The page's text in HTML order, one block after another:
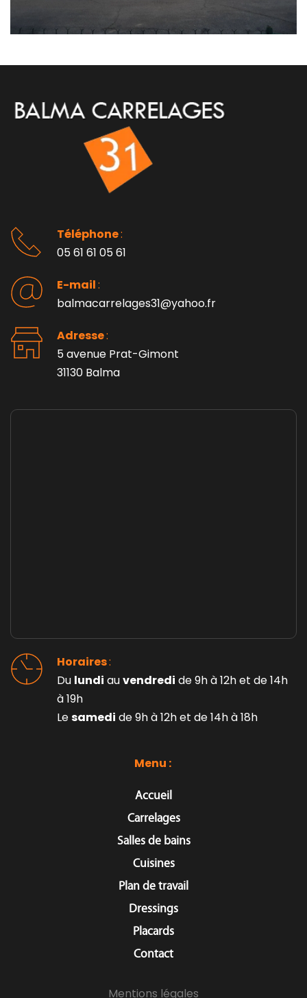
Menu :
Accueil
Carrelages
Salles de bains
Cuisines
Plan de travail
Dressings
Placards
Contact
Horaires :
Du lundi au vendredi de 9h à 12h et de 14h
à 19h
Le samedi de 9h à 12h et de 14h à 18h
Téléphone :
05 61 61 05 61
E-mail :
balmacarrelages31@yahoo.fr
Adresse :
5 avenue Prat-Gimont
31130 Balma
Mentions légales